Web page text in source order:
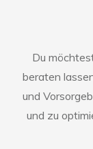
Du
beraten
und
und zu